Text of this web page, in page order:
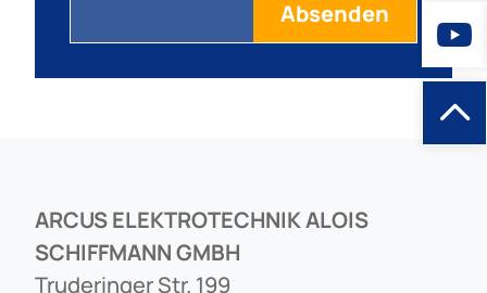
ARCUS ELEKTROTECHNIK ALOIS
SCHIFFMANN GMBH
Truderinger Str. 199